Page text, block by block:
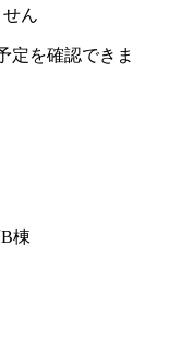
ん
定を確認できま
棟